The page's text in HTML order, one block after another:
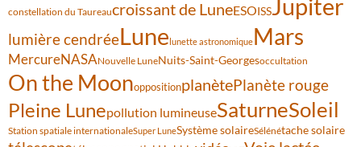
constellation du Taureaucroissant de LuneESOISSJupiter
lumière cendréeLune lunette astronomiqueMars
MercureNASANouvelle LuneNuits-Saint-Georgesoccultation
On the MoonoppositionplanètePlanète rouge
Pleine Lunepollution lumineuseSaturneSoleil
Station spatiale internationaleSuper LuneSystème solaireSélénétache solaire